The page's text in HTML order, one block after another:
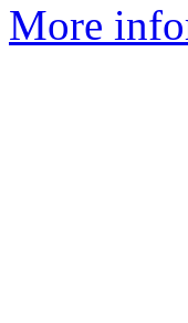
More